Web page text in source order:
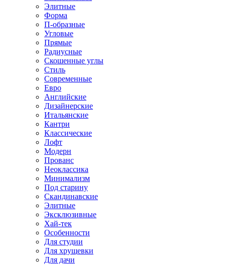
Элитные
Форма
П-образные
Угловые
Прямые
Радиусные
Скошенные углы
Стиль
Современные
Евро
Английские
Дизайнерские
Итальянские
Кантри
Классические
Лофт
Модерн
Прованс
Неоклассика
Минимализм
Под старину
Скандинавские
Элитные
Эксклюзивные
Хай-тек
Особенности
Для студии
Для хрущевки
Для дачи